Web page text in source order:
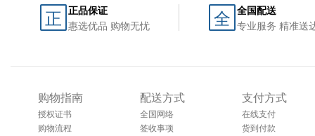
正 正品保证
惠选优品 购物无忧
全 全国配送
专业服务 精准送
购物指南
授权证书
购物流程
配送方式
全国网络
签收事项
支付方式
在线支付
货到付款